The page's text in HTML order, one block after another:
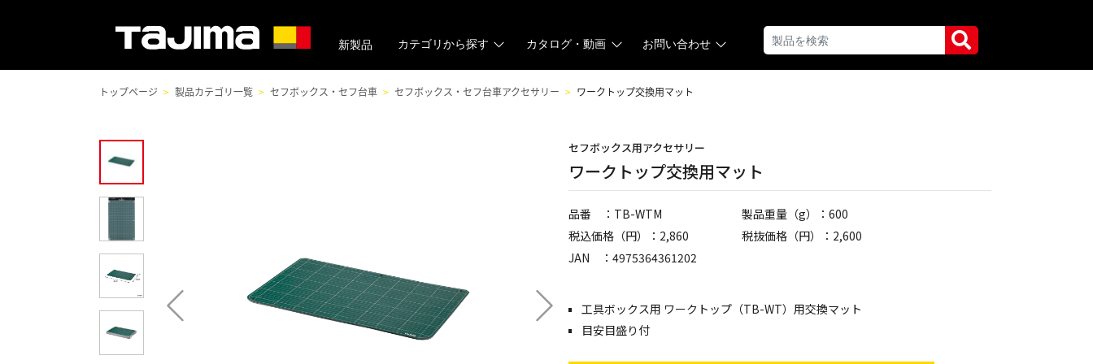
新製品 カテゴリから探す カタログ・動画 お問い合わせ
トップページ 製品カテゴリ一覧 セフボックス・セフ台車 セフボックス・セフ台車アクセサリー ワークトップ交換用マット
セフボックス用アクセサリー
ワークトップ交換用マット
品番 ：TB-WTM
製品重量（g）：600
税込価格（円）：2,860
税抜価格（円）：2,600
JAN ：4975364361202
工具ボックス用 ワークトップ（TB-WT）用交換マット
目安目盛り付